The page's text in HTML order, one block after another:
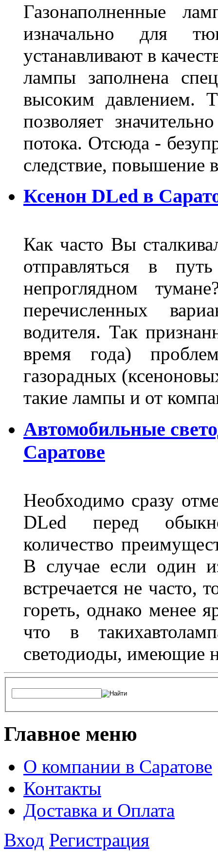
Газонаполненные
изначально для
устанавливают в
лампы заполнена
высоким давлением.
позволяет
потока. Отсюда -
следствие,
Ксенон DLed в
Как часто Вы
отправляться в
непроглядном
перечисленных
водителя. Так
время года)
газорадных
такие лампы и от
Автомобильные
Саратове
Необходимо сразу
DLed перед
количество
В случае если один
встречается не часто,
гореть, однако менее
что в
светодиоды, имеющие
Главное меню
О компании в Саратове
Контакты
Доставка и Оплата
Вход Регистрация